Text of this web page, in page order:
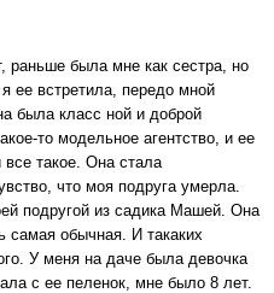
раньше была мне как сестра, но
ее встретила, передо мной
была класс ной и доброй
то модельное агентство, и ее
такое. Она стала
что моя подруга умерла.
подругой из садика Машей. Она
самая обычная. И такаких
У меня на даче была девочка
с ее пеленок, мне было 8 лет.